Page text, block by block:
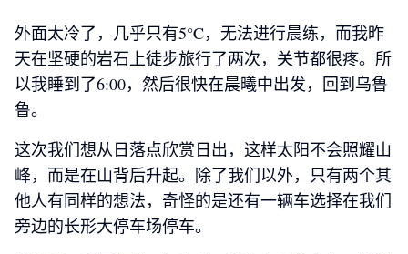
外面太冷了，几乎只有5°C，无法进行晨练，而我昨
天在坚硬的岩石上徒步旅行了两次，关节都很疼。所
以我睡到了6:00，然后很快在晨曦中出发，回到乌鲁
鲁。
这次我们想从日落点欣赏日出，这样太阳不会照耀山
峰，而是在山背后升起。除了我们以外，只有两个其
他人有同样的想法，奇怪的是还有一辆车选择在我们
旁边的长形大停车场停车。